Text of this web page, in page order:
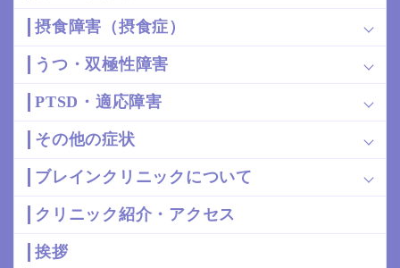
摂食障害（摂食症）
うつ・双極性障害
PTSD・適応障害
その他の症状
ブレインクリニックについて
クリニック紹介・アクセス
挨拶